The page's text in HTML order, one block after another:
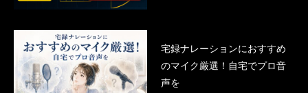
宅録ナレーションにおすすめ
のマイク厳選！自宅でプロ音
声を